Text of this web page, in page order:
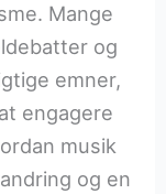
Mange
og
emner,
engagere
musik
og en